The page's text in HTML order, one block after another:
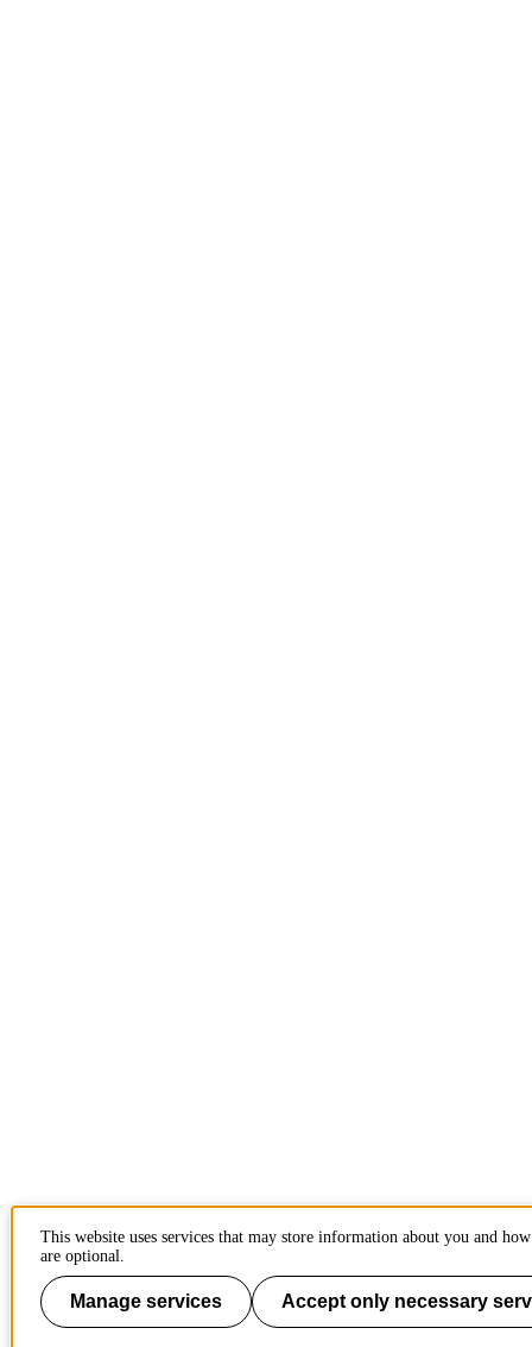
This website uses services that may store information about you and
are optional.
Manage services Accept only necessary